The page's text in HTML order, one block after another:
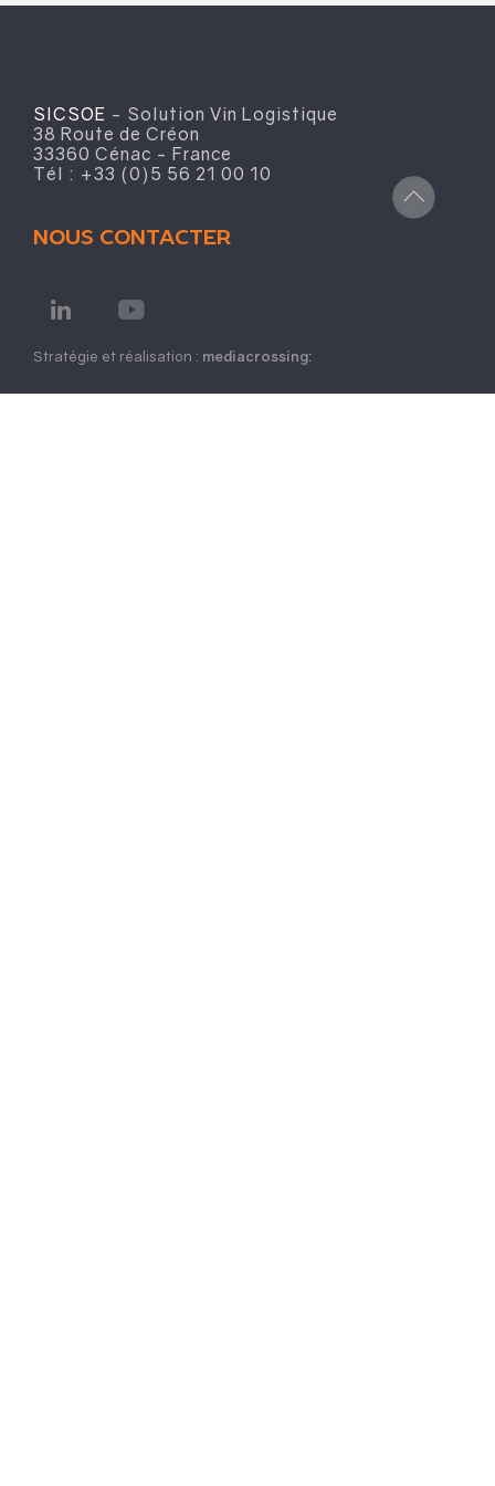
SICSOE - Solution Vin Logistique
38 Route de Créon
33360 Cénac - France
Tél : +33 (0)5 56 21 00 10
NOUS CONTACTER
Stratégie et réalisation : mediacrossing: